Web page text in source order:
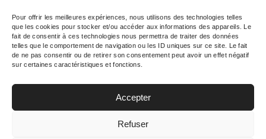
Pour offrir les meilleures expériences, nous utilisons des technologies telles
que les cookies pour stocker et/ou accéder aux informations des appareils. Le
fait de consentir à ces technologies nous permettra de traiter des données
telles que le comportement de navigation ou les ID uniques sur ce site. Le fait
de ne pas consentir ou de retirer son consentement peut avoir un effet négatif
sur certaines caractéristiques et fonctions.
Accepter
Refuser
PCA vs PRA : guide complet pour PME (comment choisir +
plan de test)
Date limite de paiement du salaire : droits, démarches et
modèles
Collaboration vs coopération : matrice décisionnelle,
formats pratiques et templates de réunions